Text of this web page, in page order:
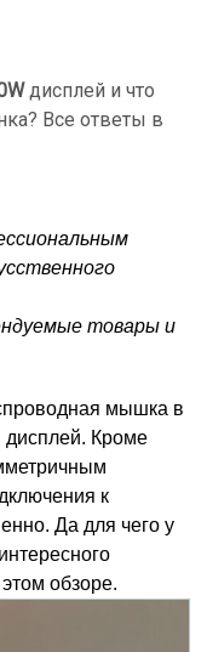
дисплей и что
Все ответы в
товары и
мышка в
Кроме
к
Да для чего у
обзоре.